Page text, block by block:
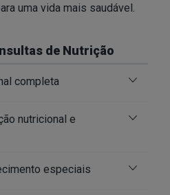
uma vida mais saudável.
de Nutrição
completa
nutricional e
especiais